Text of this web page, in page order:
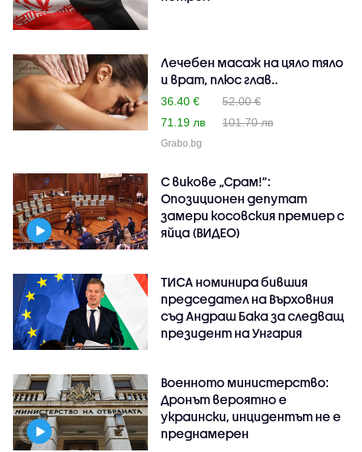
Лечебен масаж на цяло тяло
и врат, плюс глав..
36.40 €
52.00 €
71.19 лв
101.70 лв
Grabo.bg
С викове „Срам!“:
Опозиционен депутат
замери косовския премиер с
яйца (ВИДЕО)
ТИСА номинира бившия
председател на Върховния
съд Андраш Бака за следващ
президент на Унгария
Военното министерство:
Дронът вероятно е
украински, инцидентът не е
преднамерен